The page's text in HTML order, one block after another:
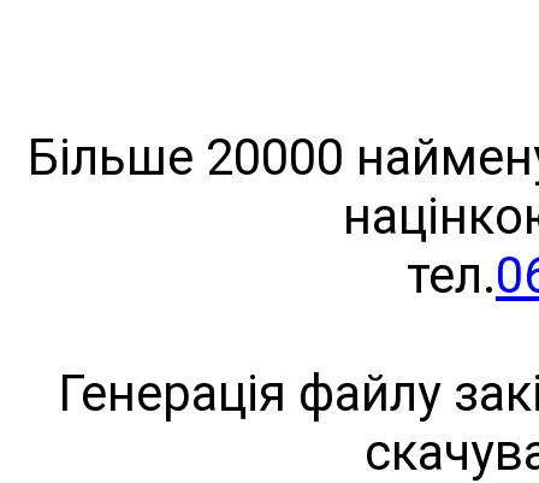
Більше 20000
тел.
Генерація файлу